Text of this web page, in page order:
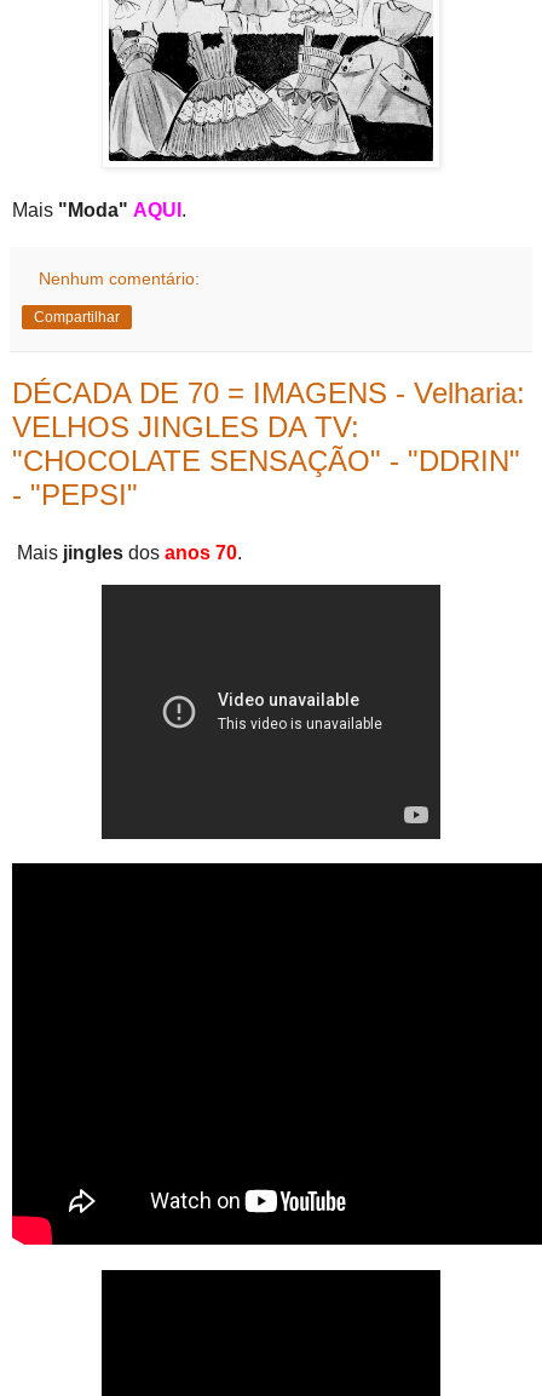
Mais "Moda" AQUI .
Nenhum comentário:
Compartilhar
DÉCADA DE 70 = IMAGENS - Velharia:
VELHOS JINGLES DA TV:
"CHOCOLATE SENSAÇÃO" - "DDRIN"
- "PEPSI"
Mais jingles dos anos 70.